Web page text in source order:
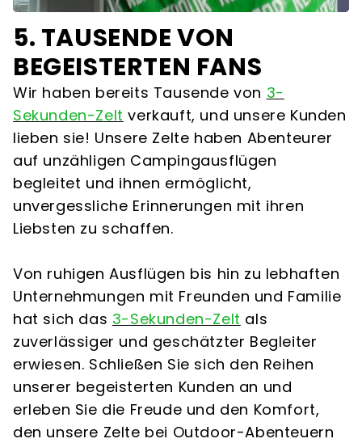
5. TAUSENDE VON
BEGEISTERTEN FANS
Wir haben bereits Tausende von 3-
Sekunden-Zelt verkauft, und unsere Kunden
lieben sie! Unsere Zelte haben Abenteurer
auf unzähligen Campingausflügen
begleitet und ihnen ermöglicht,
unvergessliche Erinnerungen mit ihren
Liebsten zu schaffen.
Von ruhigen Ausflügen bis hin zu lebhaften
Unternehmungen mit Freunden und Familie
hat sich das 3-Sekunden-Zelt als
zuverlässiger und geschätzter Begleiter
erwiesen. Schließen Sie sich den Reihen
unserer begeisterten Kunden an und
erleben Sie die Freude und den Komfort,
den unsere Zelte bei Outdoor-Abenteuern